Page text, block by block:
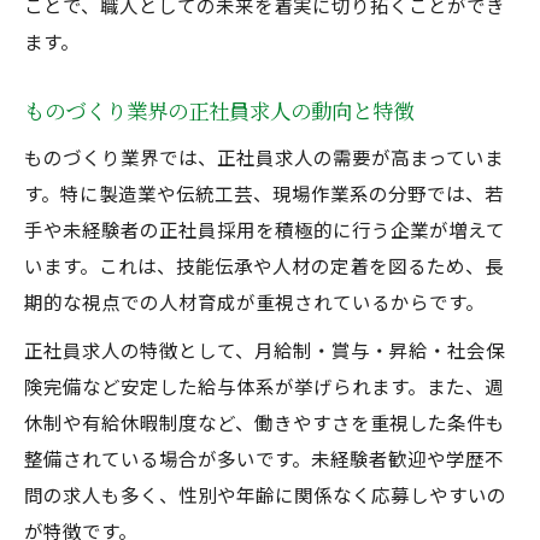
員の魅力
伝統工芸職人の求人正社員で新たな一歩を
未経験から伝統工芸職人へ求人正社員で挑
戦
求人正社員で伝統工芸の技術を身につける
方法
説
伝統工芸職人求人正社員が拓く職人キャリ
求人正社員で技術習得と安定収入を両立
求人正社員で安定収入と技術習得を実現す
ます。
ものづくり業界の正社員求人の動向と特徴
ものづくり業界では、正社員求人の需要が高まっていま
す。特に製造業や伝統工芸、現場作業系の分野では、若
手や未経験者の正社員採用を積極的に行う企業が増えて
います。これは、技能伝承や人材の定着を図るため、長
期的な視点での人材育成が重視されているからです。
正社員求人の特徴として、月給制・賞与・昇給・社会保
険完備など安定した給与体系が挙げられます。また、週
休制や有給休暇制度など、働きやすさを重視した条件も
整備されている場合が多いです。未経験者歓迎や学歴不
問の求人も多く、性別や年齢に関係なく応募しやすいの
が特徴です。